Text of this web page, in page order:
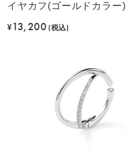
イヤカフ(ゴールドカラー)
¥ 13,200(税込)